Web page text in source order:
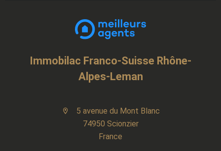
Immobilac Franco-Suisse Rhône-
Alpes-Leman
5 avenue du Mont Blanc
74950 Scionzier
France